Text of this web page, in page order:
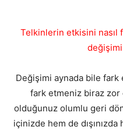
Telkinlerin etkisini nasıl
Değişimi aynada bile fark
fark etmeniz biraz zor
olduğunuz olumlu geri
içinizde hem de